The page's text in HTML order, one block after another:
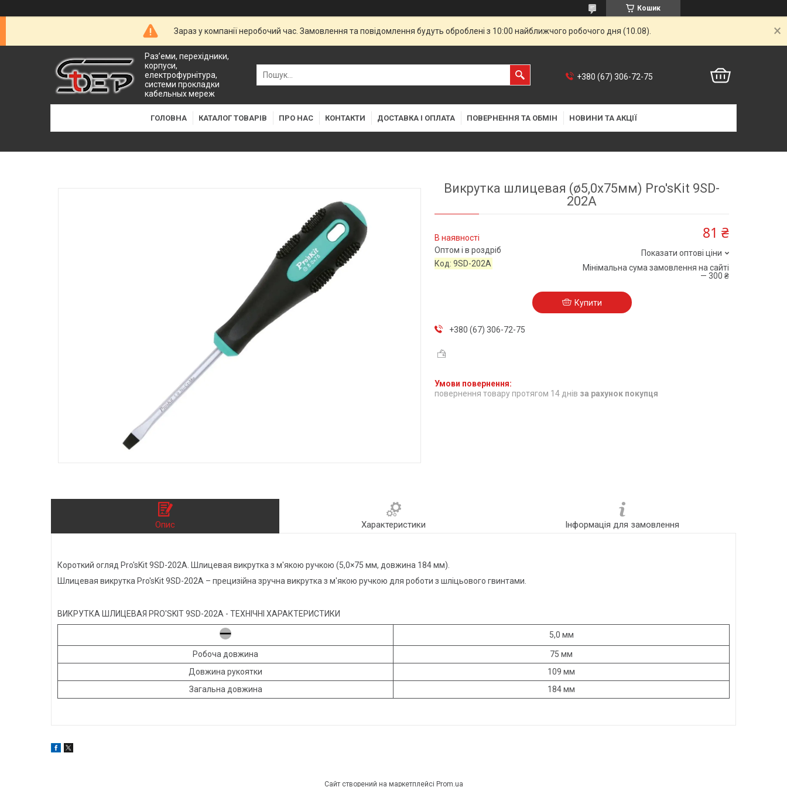
Кошик
Зараз у компанії неробочий час. Замовлення та повідомлення будуть оброблені з 10:00 найближчого робочого дня (10.08).
Раз’еми, перехідники,
корпуси,
електрофурнітура,
системи прокладки
кабельных мереж
+380 (67) 306-72-75
ГОЛОВНА КАТАЛОГ ТОВАРІВ ПРО НАС КОНТАКТИ ДОСТАВКА І ОПЛАТА ПОВЕРНЕННЯ ТА ОБМІН НОВИНИ ТА АКЦІЇ
Викрутка шлицевая (ø5,0х75мм) Pro'sKit 9SD-
202A
В наявності
Оптом і в роздріб
Код:9SD-202A
81 ₴
Показати оптові ціни
Мінімальна сума замовлення на сайті
— 300 ₴
Купити
+380 (67) 306-72-75
повернення товару протягом 14 днів за рахунок покупця
Опис Характеристики Інформація для замовлення
Короткий огляд Pro'sKit 9SD-202A. Шлицевая викрутка з м'якою ручкою (5,0×75 мм, довжина 184 мм).
Шлицевая викрутка Pro'sKit 9SD-202A – прецизійна зручна викрутка з м'якою ручкою для роботи з шліцьового гвинтами.
ВИКРУТКА ШЛИЦЕВАЯ PRO'SKIT 9SD-202A - ТЕХНІЧНІ ХАРАКТЕРИСТИКИ
5,0 мм
Робоча довжина
75 мм
Довжина рукоятки
109 мм
Загальна довжина
184 мм
Сайт створений на маркетплейсі Prom.ua